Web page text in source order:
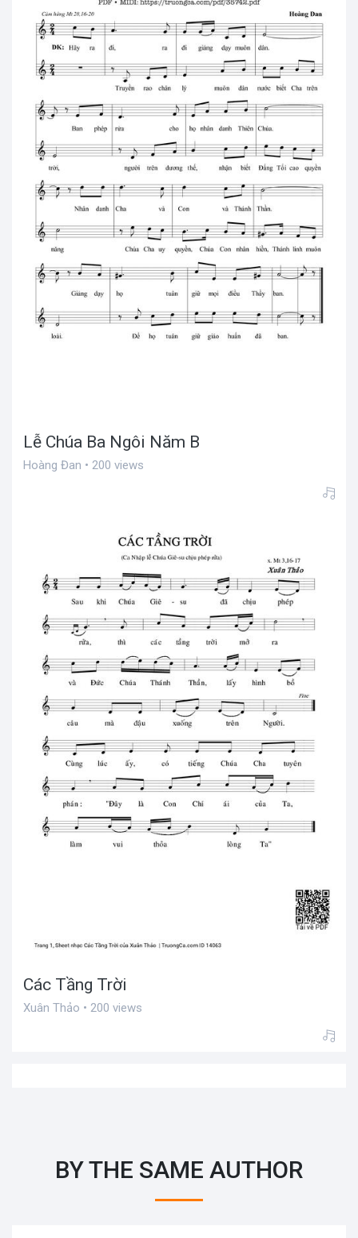
Lễ Chúa Ba Ngôi Năm B
Hoàng Đan • 200 views
Các Tầng Trời
Xuân Thảo • 200 views
BY THE SAME AUTHOR